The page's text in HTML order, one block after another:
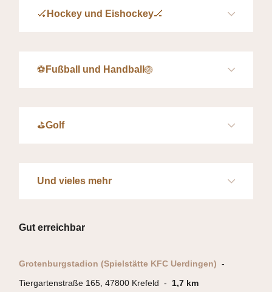
🏑 Hockey und Eishockey🏒
⚽ Fußball und Handball 🏐
⛳Golf
Und vieles mehr
Gut erreichbar
Grotenburgstadion (Spielstätte KFC Uerdingen) -
Tiergartenstraße 165, 47800 Krefeld - 1,7 km